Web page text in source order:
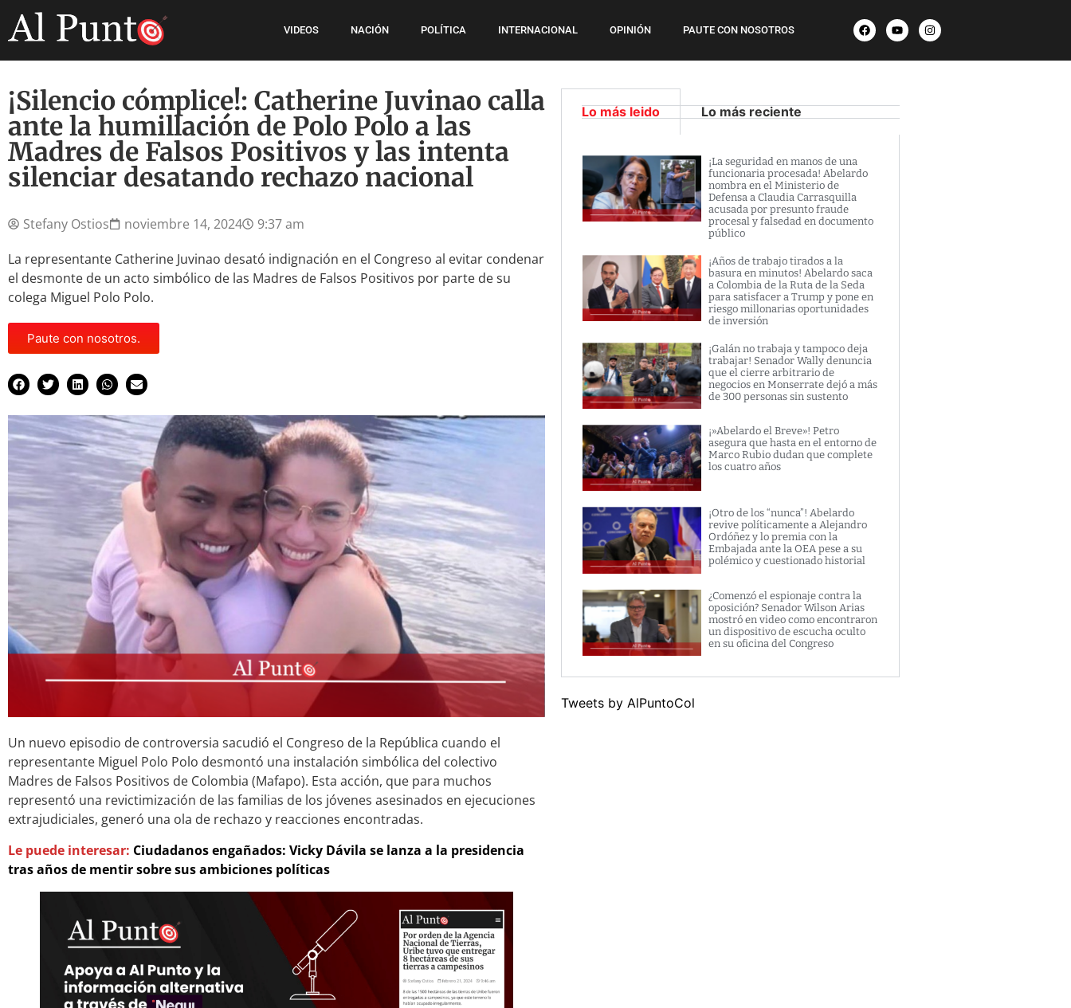
VIDEOS NACIÓN POLÍTICA INTERNACIONAL OPINIÓN PAUTE CON NOSOTROS
¡Silencio cómplice!: Catherine Juvinao calla
ante la humillación de Polo Polo a las
Madres de Falsos Positivos y las intenta
silenciar desatando rechazo nacional
Stefany Ostios noviembre 14, 2024
9:37 am
La representante Catherine Juvinao desató indignación en el Congreso al evitar condenar
el desmonte de un acto simbólico de las Madres de Falsos Positivos por parte de su
colega Miguel Polo Polo.
Paute con nosotros.
Un nuevo episodio de controversia sacudió el Congreso de la República cuando el
representante Miguel Polo Polo desmontó una instalación simbólica del colectivo
Madres de Falsos Positivos de Colombia (Mafapo). Esta acción, que para muchos
representó una revictimización de las familias de los jóvenes asesinados en ejecuciones
extrajudiciales, generó una ola de rechazo y reacciones encontradas.
Le puede interesar: Ciudadanos engañados: Vicky Dávila se lanza a la presidencia
tras años de mentir sobre sus ambiciones políticas
Lo más leido Lo más reciente
¡La seguridad en manos de una
funcionaria procesada! Abelardo
nombra en el Ministerio de
Defensa a Claudia Carrasquilla
acusada por presunto fraude
procesal y falsedad en documento
público
¡Años de trabajo tirados a la
basura en minutos! Abelardo saca
a Colombia de la Ruta de la Seda
para satisfacer a Trump y pone en
riesgo millonarias oportunidades
de inversión
¡Galán no trabaja y tampoco deja
trabajar! Senador Wally denuncia
que el cierre arbitrario de
negocios en Monserrate dejó a más
de 300 personas sin sustento
¡»Abelardo el Breve»! Petro
asegura que hasta en el entorno de
Marco Rubio dudan que complete
los cuatro años
¡Otro de los “nunca”! Abelardo
revive políticamente a Alejandro
Ordóñez y lo premia con la
Embajada ante la OEA pese a su
polémico y cuestionado historial
¿Comenzó el espionaje contra la
oposición? Senador Wilson Arias
mostró en video como encontraron
un dispositivo de escucha oculto
en su oficina del Congreso
Tweets by AlPuntoCol